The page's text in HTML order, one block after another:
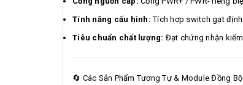
Tính năng cấu hình: Tích hợp switch gạt
Tiêu chuẩn chất lượng: Đạt chứng nhận
🔄 Các Sản Phẩm Tương Tự & Module Đồng Bộ